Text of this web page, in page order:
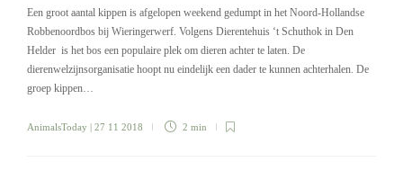
Een groot aantal kippen is afgelopen weekend gedumpt in het Noord-Hollandse
Robbenoordbos bij Wieringerwerf. Volgens Dierentehuis ‘t Schuthok in Den
Helder is het bos een populaire plek om dieren achter te laten. De
dierenwelzijnsorganisatie hoopt nu eindelijk een dader te kunnen achterhalen. De
groep kippen…
AnimalsToday | 27 11 2018 2 min